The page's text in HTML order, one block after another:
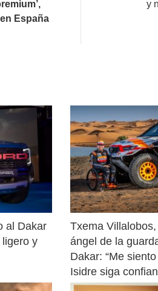
y
España
al Dakar
y
Txema
ángel de la
Dakar: “Me
Isidre siga